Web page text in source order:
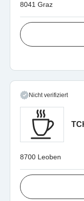
8041 Graz
Nicht verifiziert
8700 Leoben